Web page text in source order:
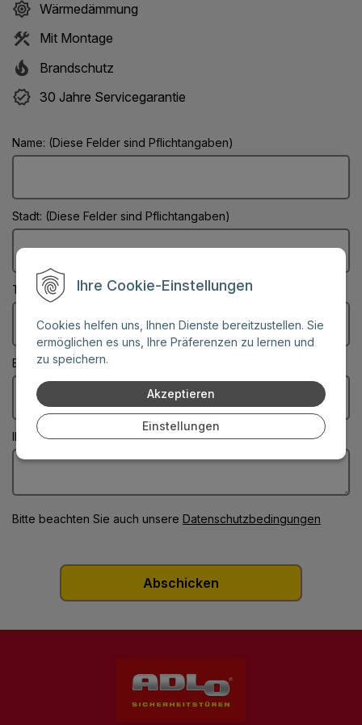
Ihre Cookie-Einstellungen
Cookies helfen uns, Ihnen Dienste bereitzustellen. Sie
ermöglichen es uns, Ihre Präferenzen zu lernen und
zu speichern.
Akzeptieren
Einstellungen
Wärmedämmung
Mit Montage
Brandschutz
30 Jahre Servicegarantie
Name: (Diese Felder sind Pflichtangaben)
Stadt: (Diese Felder sind Pflichtangaben)
Telefonnummer:
E-Mail: (Diese Felder sind Pflichtangaben)
Ihre Nachricht: (Diese Felder sind Pflichtangaben)
Bitte beachten Sie auch unsere Datenschutzbedingungen